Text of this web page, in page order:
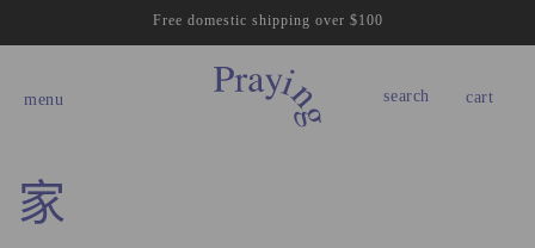
Free domestic shipping over $100
menu search cart
物
家